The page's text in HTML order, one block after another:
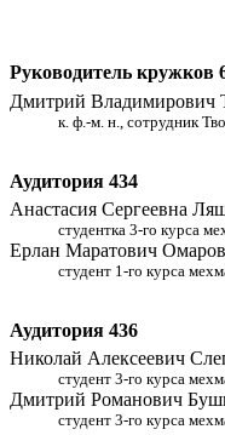
Руководитель кружков
Дмитрий Владимирович
к. ф.-м. н., сотрудник
Аудитория 434
Анастасия Сергеевна
студентка 3-го курса
Ерлан Маратович Омаров
студент 1-го курса
Аудитория 436
Николай Алексеевич
студент 3-го курса
Дмитрий Романович
студент 3-го курса